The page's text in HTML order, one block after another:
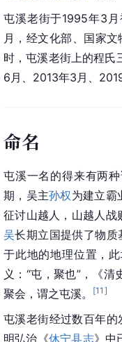
屯溪老街于1995年3
月，经文化部、国家
时，屯溪老街上的程氏
6月、2013年3月、
命名
屯溪一名的得来有两
期 ，吴主孙权为建立霸
征讨山越人，山越人战
吴长期立国提供了物质
于此地的地理位置，
义：“屯，聚也”，《
聚会，谓之屯溪。
[11 ]
屯溪老街经过数百年的
明弘治《休宁县志》中